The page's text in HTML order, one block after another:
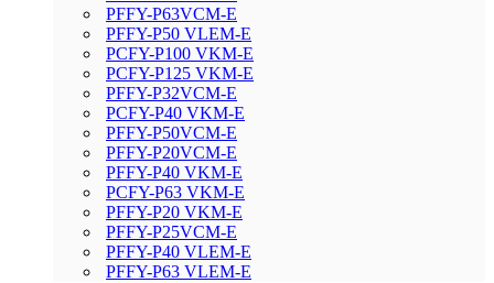
PFFY-P63VCM-E
PFFY-P50 VLEM-E
PCFY-P100 VKM-E
PCFY-P125 VKM-E
PFFY-P32VCM-E
PCFY-P40 VKM-E
PFFY-P50VCM-E
PFFY-P20VCM-E
PFFY-P40 VKM-E
PCFY-P63 VKM-E
PFFY-P20 VKM-E
PFFY-P25VCM-E
PFFY-P40 VLEM-E
PFFY-P63 VLEM-E